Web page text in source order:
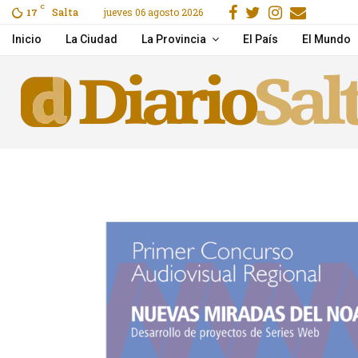
17 C Salta jueves 06 agosto 2026
un choque en Cerrillos Pichetto aseguró que
Facebook
GorjeoEmail
Inicio La Ciudad La Provincia El País El Mundo